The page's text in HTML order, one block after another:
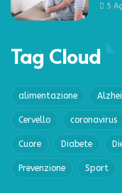
5
Tag Cloud
alimentazione
Cervello coronavirus
Cuore Diabete
Prevenzione Sport